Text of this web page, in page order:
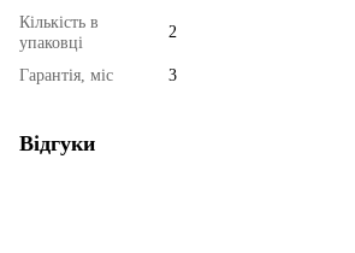
Кількість в
упаковці
2
Гарантія, міс 3
Відгуки